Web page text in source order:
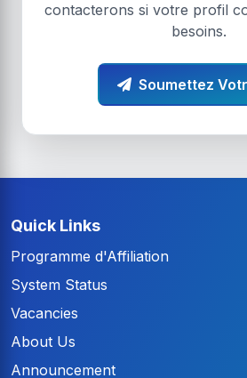
contacterons si votre profil
besoins.
Soumettez
Quick Links
Programme d'Affiliation
System Status
Vacancies
About Us
Announcement